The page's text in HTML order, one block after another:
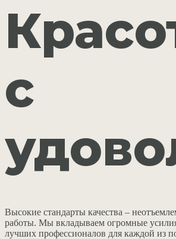
с
Высокие стандарты качества –
работы. Мы вкладываем огромные
лучших профессионалов для каждой из